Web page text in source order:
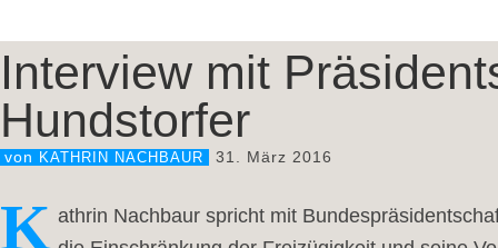
Interview mit
Hundstorfer
von KATHRIN NACHBAUR 31. März 2016
K athrin Nachbaur spricht mit